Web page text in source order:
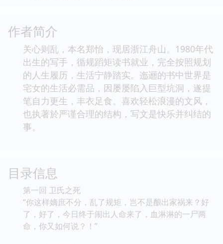
作者简介
关心则乱，本名郑怡，现居浙江舟山。1980年代
出生的写手，循规蹈矩读书就业，完全按照规划
的人生履历，生活宁静踏实。迤逦的书中世界是
宅女的生活必需品，因屡屡陷入巨型坑洞，遂提
笔自力更生，丰衣足食。喜欢轻松浪漫的文风，
也执著於严谨合理的结构，写文是快乐并纠结的
事。
目录信息
第一回 卫氏之死
“你这样嫡庶不分，乱了规矩，岂不是酿出家祸来？好
了，好了，今日终于闹出人命来了，血淋淋的一尸两
命，你又如何说？！”